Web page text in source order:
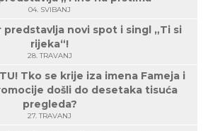
04. SVIBANJ
predstavlja novi spot i singl „Ti si
rijeka“!
28. TRAVANJ
Tko se krije iza imena Fameja i
došli do desetaka tisuća
pregleda?
27. TRAVANJ